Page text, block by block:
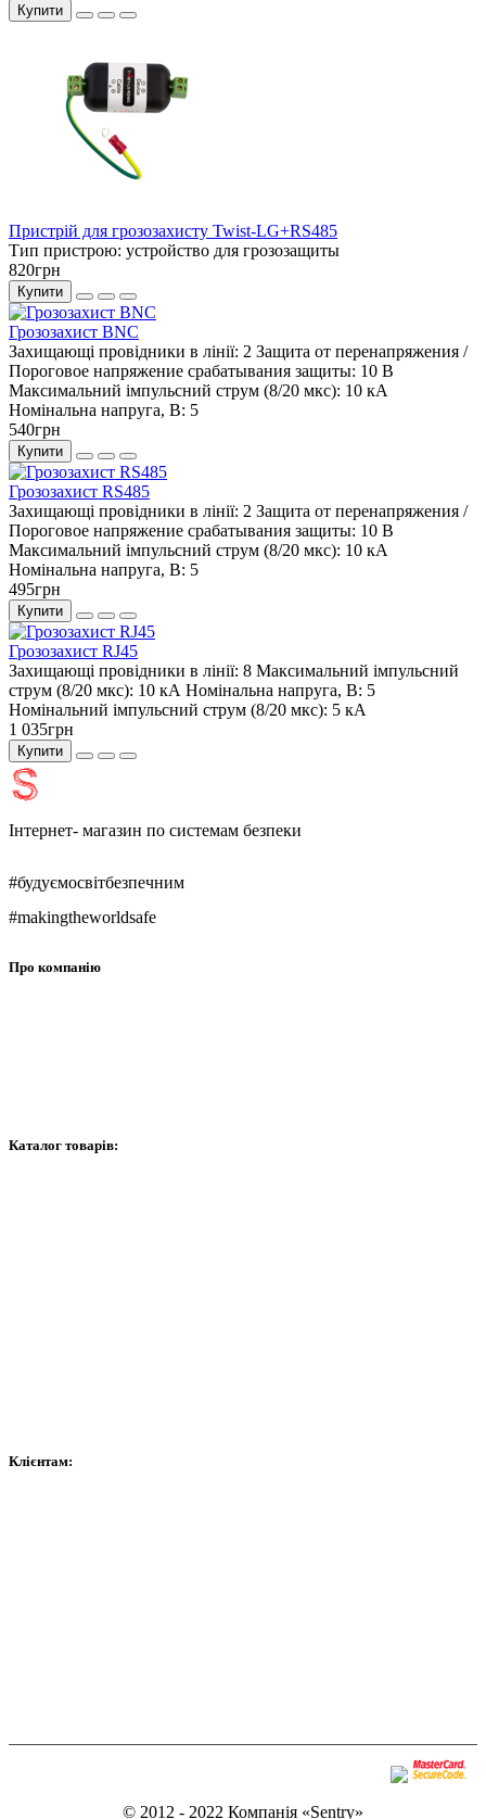
Купити
Пристрій для грозозахисту Twist-LG+RS485
Тип пристрою: устройство для грозозащиты
820грн
Купити
Грозозахист BNC
Захищающі провідники в лінії: 2 Защита от перенапряжения /
Пороговое напряжение срабатывания защиты: 10 В
Максимальний імпульсний струм (8/20 мкс): 10 кА
Номінальна напруга, В: 5
540грн
Купити
Грозозахист RS485
Захищающі провідники в лінії: 2 Защита от перенапряжения /
Пороговое напряжение срабатывания защиты: 10 В
Максимальний імпульсний струм (8/20 мкс): 10 кА
Номінальна напруга, В: 5
495грн
Купити
Грозозахист RJ45
Захищающі провідники в лінії: 8 Максимальний імпульсний
струм (8/20 мкс): 10 кА Номінальна напруга, В: 5
Номінальний імпульсний струм (8/20 мкс): 5 кА
1 035грн
Купити
Інтернет- магазин по системам безпеки
#будуємосвітбезпечним
#makingtheworldsafe
Про компанію
Каталог товарів:
Клієнтам:
© 2012 - 2022 Компанія «Sentry»